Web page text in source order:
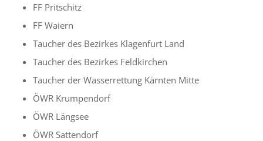
FF Pritschitz
⁠FF Waiern
⁠Taucher des Bezirkes Klagenfurt Land
⁠Taucher des Bezirkes Feldkirchen
Taucher der Wasserrettung Kärnten Mitte
⁠ÖWR Krumpendorf
⁠ÖWR Längsee
⁠ÖWR Sattendorf